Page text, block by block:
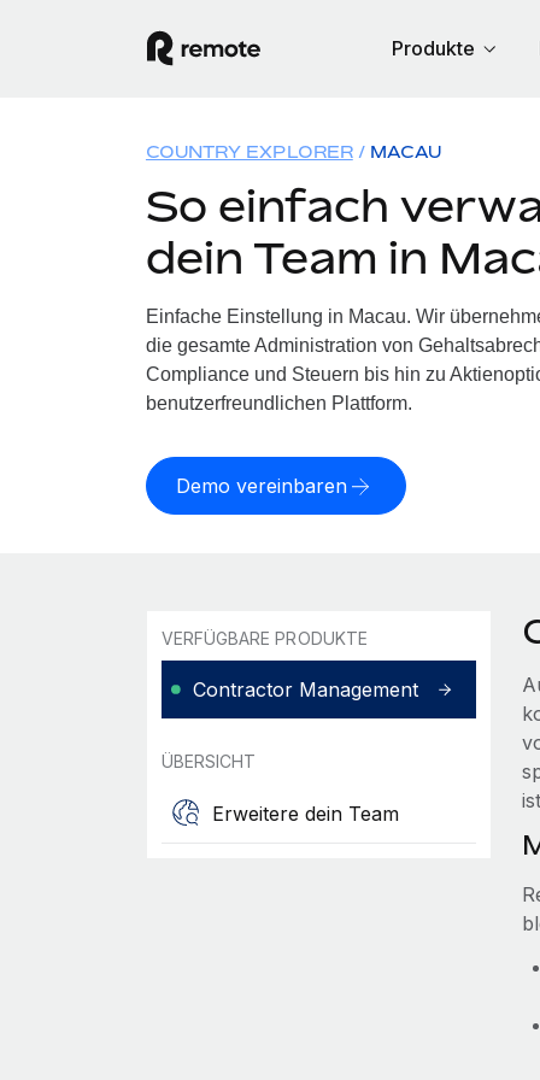
Produkte
COUNTRY EXPLORER MACAU
So einfach
dein Team in
Einfache Einstellung in Macau. Wir
die gesamte Administration von
Compliance und Steuern bis hin zu
benutzerfreundlichen Plattform.
Demo vereinbaren
VERFÜGBARE PRODUKTE
Contractor Management
ÜBERSICHT
Erweitere dein Team